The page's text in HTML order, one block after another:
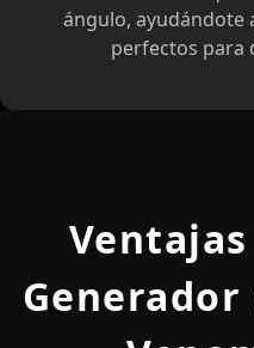
ángulo, ayudándote
perfectos para
Generador